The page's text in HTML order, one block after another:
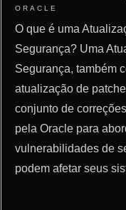
ORACLE
O que é uma
Segurança? Uma
Segurança, também
atualização de
conjunto de
pela Oracle para
vulnerabilidades de
podem afetar seus